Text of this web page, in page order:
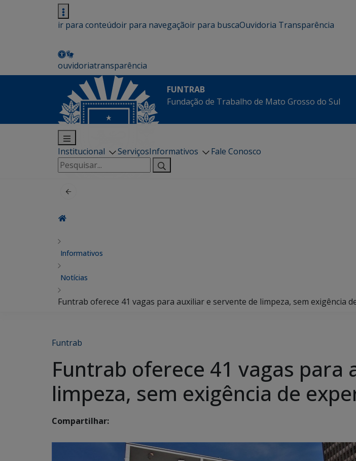
ir para conteúdoir para navegaçãoir para buscaOuvidoria Transparência
ouvidoriatransparência
FUNTRAB
Fundação de Trabalho de Mato Grosso do Sul
Institucional ServiçosInformativos
Fale Conosco
Pesquisar
por:
Informativos
Notícias
Funtrab oferece 41 vagas para auxiliar e servente de limpeza, sem exigência
Funtrab
Funtrab oferece 41 vagas para
limpeza, sem exigência de
Compartilhar: